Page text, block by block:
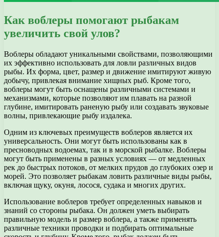
Как воблеры помогают рыбакам
увеличить свой улов?
Воблеры обладают уникальными свойствами, позволяющими
их эффективно использовать для ловли различных видов
рыбы. Их форма, цвет, размер и движение имитируют живую
добычу, привлекая внимание хищных рыб. Кроме того,
воблеры могут быть оснащены различными системами и
механизмами, которые позволяют им плавать на разной
глубине, имитировать раненую рыбу или создавать звуковые
волны, привлекающие рыбу издалека.
Одним из ключевых преимуществ воблеров является их
универсальность. Они могут быть использованы как в
пресноводных водоемах, так и в морской рыбалке. Воблеры
могут быть применены в разных условиях — от медленных
рек до быстрых потоков, от мелких прудов до глубоких озер и
морей. Это позволяет рыбакам ловить различные виды рыбы,
включая щуку, окуня, лосося, судака и многих других.
Использование воблеров требует определенных навыков и
знаний со стороны рыбака. Он должен уметь выбирать
правильную модель и размер воблера, а также применять
различные техники проводки и подбирать оптимальные